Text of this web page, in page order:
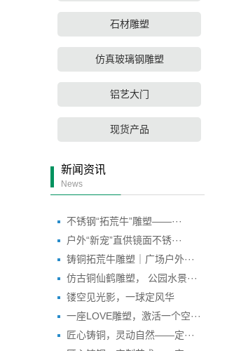
石材雕塑
仿真玻璃钢雕塑
铝艺大门
现货产品
新闻资讯
News
不锈钢“拓荒牛”雕塑——···
户外“新宠”直供镜面不锈···
铸铜拓荒牛雕塑｜广场户外···
仿古铜仙鹤雕塑， 公园水景···
镂空见光影，一球定风华
一座LOVE雕塑，激活一个空···
匠心铸铜，灵动自然——定···